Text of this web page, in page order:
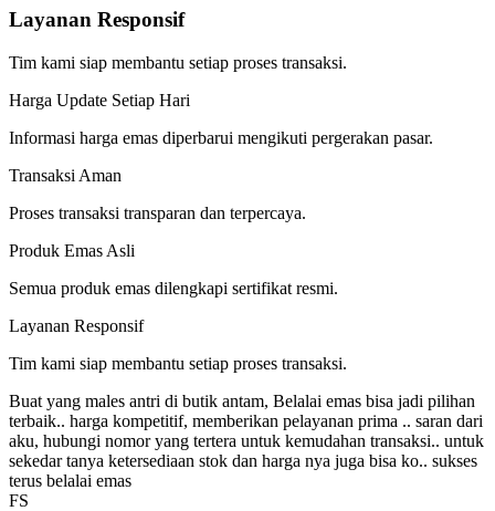
Layanan Responsif
Tim kami siap membantu setiap proses transaksi.
Harga Update Setiap Hari
Informasi harga emas diperbarui mengikuti pergerakan pasar.
Transaksi Aman
Proses transaksi transparan dan terpercaya.
Produk Emas Asli
Semua produk emas dilengkapi sertifikat resmi.
Layanan Responsif
Tim kami siap membantu setiap proses transaksi.
Buat yang males antri di butik antam, Belalai emas bisa jadi pilihan
terbaik.. harga kompetitif, memberikan pelayanan prima .. saran dari
aku, hubungi nomor yang tertera untuk kemudahan transaksi.. untuk
sekedar tanya ketersediaan stok dan harga nya juga bisa ko.. sukses
terus belalai emas
FS